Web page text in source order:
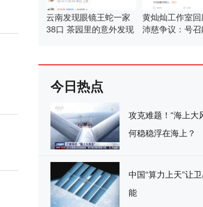
云南发现眼镜王蛇一家
38口 茶园里的意外发现
黄灿灿工作室回
沛慈争议：号召
今日热点
攻克难题！“海上大
何稳稳浮在海上？
中国“算力上天”让
能